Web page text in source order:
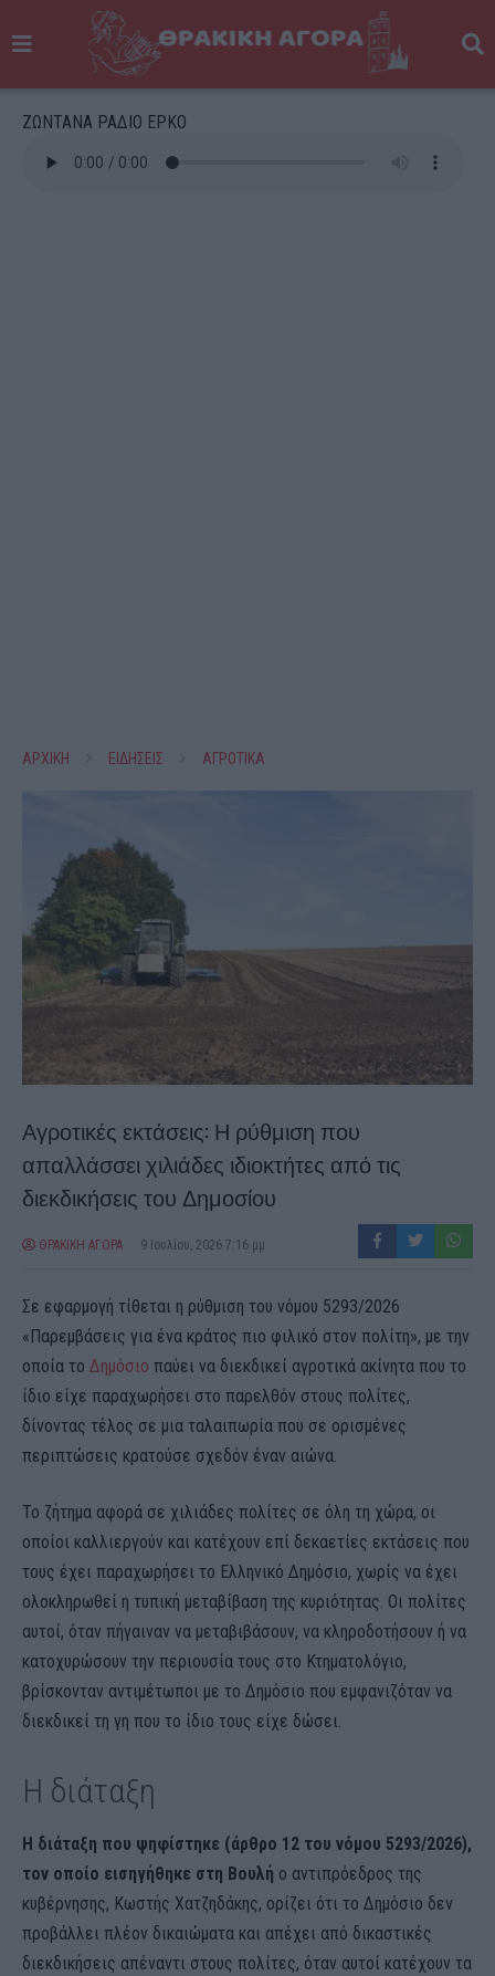
ΖΩΝΤΑΝΑ ΡΑΔΙΟ ΕΡΚΟ
ΑΡΧΙΚΗ ΕΙΔΗΣΕΙΣ ΑΓΡΟΤΙΚΑ
Αγροτικές εκτάσεις: Η ρύθμιση που
απαλλάσσει χιλιάδες ιδιοκτήτες από τις
διεκδικήσεις του Δημοσίου
ΘΡΑΚΙΚΗ ΑΓΟΡΑ 9 Ιουλίου, 2026 7:16 μμ
Σε εφαρμογή τίθεται η ρύθμιση του νόμου 5293/2026
«Παρεμβάσεις για ένα κράτος πιο φιλικό στον πολίτη», με την
οποία το Δημόσιο παύει να διεκδικεί αγροτικά ακίνητα που το
ίδιο είχε παραχωρήσει στο παρελθόν στους πολίτες,
δίνοντας τέλος σε μια ταλαιπωρία που σε ορισμένες
περιπτώσεις κρατούσε σχεδόν έναν αιώνα.
Το ζήτημα αφορά σε χιλιάδες πολίτες σε όλη τη χώρα, οι
οποίοι καλλιεργούν και κατέχουν επί δεκαετίες εκτάσεις που
τους έχει παραχωρήσει το Ελληνικό Δημόσιο, χωρίς να έχει
ολοκληρωθεί η τυπική μεταβίβαση της κυριότητας. Οι πολίτες
αυτοί, όταν πήγαιναν να μεταβιβάσουν, να κληροδοτήσουν ή να
κατοχυρώσουν την περιουσία τους στο Κτηματολόγιο,
βρίσκονταν αντιμέτωποι με το Δημόσιο που εμφανιζόταν να
διεκδικεί τη γη που το ίδιο τους είχε δώσει.
Η διάταξη
Η διάταξη που ψηφίστηκε (άρθρο 12 του νόμου 5293/2026),
τον οποίο εισηγήθηκε στη Βουλή ο αντιπρόεδρος της
κυβέρνησης, Κωστής Χατζηδάκης, ορίζει ότι το Δημόσιο δεν
προβάλλει πλέον δικαιώματα και απέχει από δικαστικές
διεκδικήσεις απέναντι στους πολίτες, όταν αυτοί κατέχουν τα